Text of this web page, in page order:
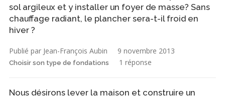
sol argileux et y installer un foyer de masse? Sans
chauffage radiant, le plancher sera-t-il froid en
hiver ?
Publié par Jean-François Aubin 9 novembre 2013
Choisir son type de fondations 1 réponse
Nous désirons lever la maison et construire un